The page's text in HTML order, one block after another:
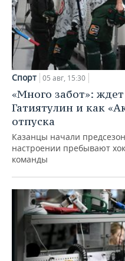
Спорт 05 авг, 15:30
«Много забот»:
Гатиятулин и как
отпуска
Казанцы начали
настроении пребывают
команды